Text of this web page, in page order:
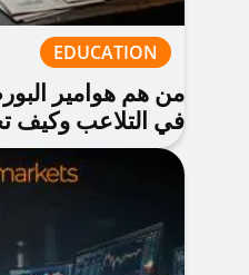
EDUCATION
من هم هوامير
في التلاعب وكيف